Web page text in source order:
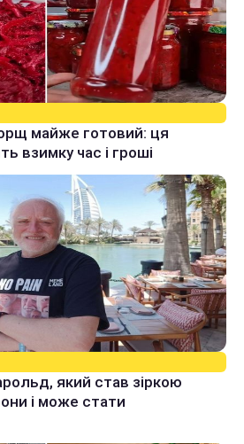
майже готовий: ця
взимку час і гроші
який став зіркою
і може стати